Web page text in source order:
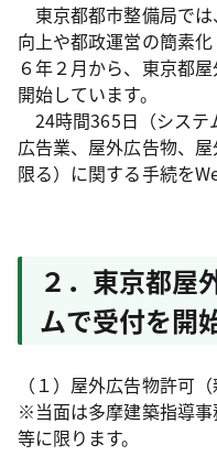
東京都都市整備局で
向上や都政運営の簡素
６年２月から、東京都
開始しています。
24時間365日（システ
広告業、屋外広告物、
限る）に関する手続を
２．東京都屋
ムで受付を開
（１）屋外広告物許可
※当面は多摩建築指導
等に限ります。